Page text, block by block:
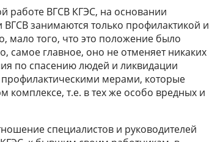
работе ВГСВ КГЭС, на основании
занимаются только профилактикой и
мало того, что это положение было
самое главное, оно не отменяет никаких
по спасению людей и ликвидации
мерами, которые
т.е. в тех же особо вредных и
специалистов и руководителей